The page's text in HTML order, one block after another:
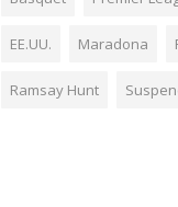
EE.UU. Maradona
Ramsay Hunt